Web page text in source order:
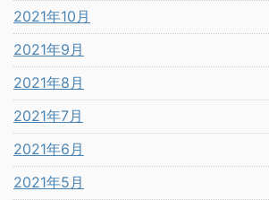
2021年10月
2021年9月
2021年8月
2021年7月
2021年6月
2021年5月